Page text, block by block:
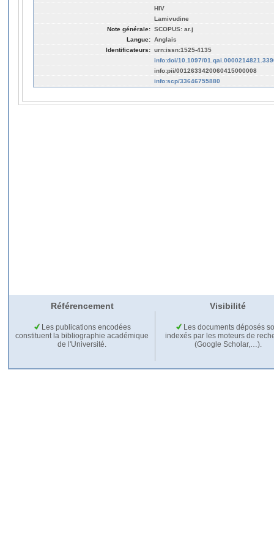
HIV
Lamivudine
Note générale: SCOPUS: ar.j
Langue: Anglais
Identificateurs: urn:issn:1525-4135
info:doi/10.1097/
info:pii/0012633420060415000008
info:scp/33646755880
Référencement Visibilité
Les publications encodées
constituent la bibliographie académique
de l'Université.
Les documents déposés
indexés par les moteurs de
(Google Scholar,…).